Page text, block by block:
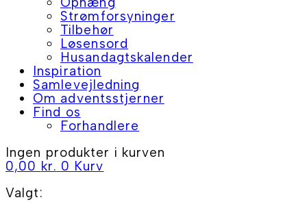
Strømforsyninger
Tilbehør
Løsensord
Husandagtskalender
Inspiration
Samlevejledning
Om adventsstjerner
Find os
Forhandlere
Ingen produkter i kurven
0,00 kr. 0 Kurv
Valgt: